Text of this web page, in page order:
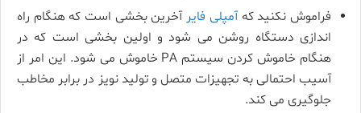
فراموش نکنید کهآمپلی فایر آخرین بخشی است که هنگام راه
­اندازی دستگاه روشن می­ شود و اولین بخشی است که در
هنگام خاموش کردن سیستم PA خاموش می­ شود. این امر از
آسیب احتمالی به تجهیزات متصل و تولید نویز در برابر مخاطب
جلوگیری می ­کند.